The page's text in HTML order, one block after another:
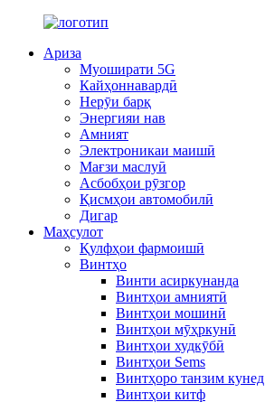
Ариза
Муоширати 5G
Кайҳоннавардӣ
Нерӯи барқ
Энергияи нав
Амният
Электроникаи маишӣ
Мағзи маслуӣ
Асбобҳои рӯзгор
Қисмҳои автомобилӣ
Дигар
Маҳсулот
Қулфҳои фармоишӣ
Винтҳо
Винти асиркунанда
Винтҳои амниятӣ
Винтҳои мошинӣ
Винтҳои мӯҳркунӣ
Винтҳои худкӯбӣ
Винтҳои Sems
Винтҳоро танзим кунед
Винтҳои китф